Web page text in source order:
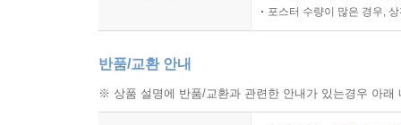
포스터 수량이 많은 경우,
반품/교환 안내
※ 상품 설명에 반품/교환과 관련한 안내가 있는경우 아